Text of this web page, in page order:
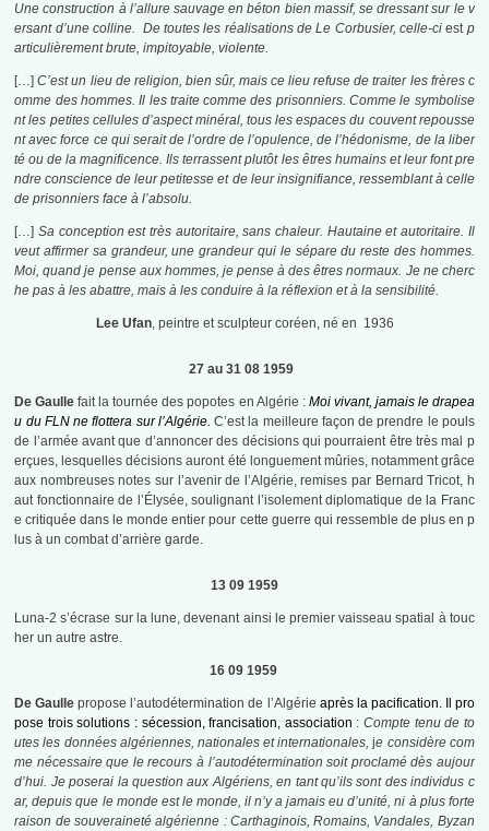
Une construction à l’allure sauvage en béton bien massif, se dressant sur le v
ersant d’une colline. De toutes les réalisations de Le Corbusier, celle-ci est p
articulièrement brute, impitoyable, violente.
[…]C’est un lieu de religion, bien sûr, mais ce lieu refuse de traiter les frères c
omme des hommes. Il les traite comme des prisonniers. Comme le symbolise
nt les petites cellules d’aspect minéral, tous les espaces du couvent repousse
nt avec force ce qui serait de l’ordre de l’opulence, de l’hédonisme, de la liber
té ou de la magnificence. Ils terrassent plutôt les êtres humains et leur font pre
ndre conscience de leur petitesse et de leur insignifiance, ressemblant à celle
de prisonniers face à l’absolu.
[…] Sa conception est très autoritaire, sans chaleur. Hautaine et autoritaire. Il
veut affirmer sa grandeur, une grandeur qui le sépare du reste des hommes.
Moi, quand je pense aux hommes, je pense à des êtres normaux. Je ne cherc
he pas à les abattre, mais à les conduire à la réflexion et à la sensibilité.
Lee Ufan, peintre et sculpteur coréen, né en 1936
27 au 31 08 1959
De Gaulle fait la tournée des popotes en Algérie : Moi vivant, jamais le drapea
u du FLN ne flottera sur l’Algérie. C’est la meilleure façon de prendre le pouls
de l’armée avant que d’annoncer des décisions qui pourraient être très mal p
erçues, lesquelles décisions auront été longuement mûries, notamment grâce
aux nombreuses notes sur l’avenir de l’Algérie, remises par Bernard Tricot, h
aut fonctionnaire de l’Élysée, soulignant l’isolement diplomatique de la Franc
e critiquée dans le monde entier pour cette guerre qui ressemble de plus en p
lus à un combat d’arrière garde.
13 09 1959
Luna-2 s’écrase sur la lune, devenant ainsi le premier vaisseau spatial à touc
her un autre astre.
16 09 1959
De Gaullepropose l’autodétermination de l’Algérie après la pacification. Il pro
pose trois solutions : sécession, francisation, association : Compte tenu de to
utes les données algériennes, nationales et internationales, je considère com
me nécessaire que le recours à l’autodétermination soit proclamédès aujour
d’hui. Je poserai la question aux Algériens, en tant qu’ils sont des individus c
ar, depuis que le monde est le monde, il n’y a jamais eu d’unité, ni à plus forte
raison de souveraineté algérienne : Carthaginois, Romains, Vandales, Byzan